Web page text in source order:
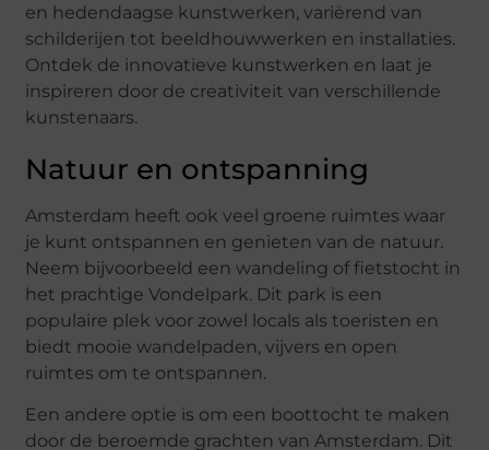
en hedendaagse kunstwerken, variërend van
schilderijen tot beeldhouwwerken en installaties.
Ontdek de innovatieve kunstwerken en laat je
inspireren door de creativiteit van verschillende
kunstenaars.
Natuur en ontspanning
Amsterdam heeft ook veel groene ruimtes waar
je kunt ontspannen en genieten van de natuur.
Neem bijvoorbeeld een wandeling of fietstocht in
het prachtige Vondelpark. Dit park is een
populaire plek voor zowel locals als toeristen en
biedt mooie wandelpaden, vijvers en open
ruimtes om te ontspannen.
Een andere optie is om een boottocht te maken
door de beroemde grachten van Amsterdam. Dit